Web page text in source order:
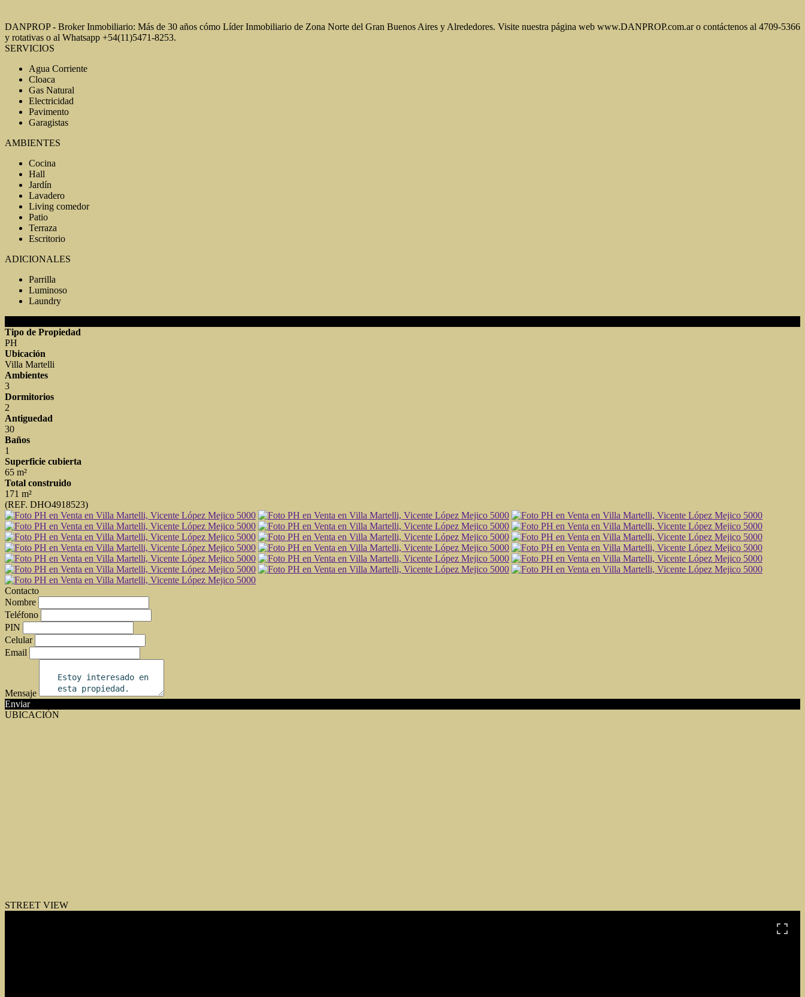
DANPROP - Broker Inmobiliario: Más de 30 años cómo Líder Inmobiliario de Zona Norte del Gran Buenos Aires y Alrededores. Visite nuestra página web www.DANPROP.com.ar o contáctenos al 4709-5366
y rotativas o al Whatsapp +54(11)5471-8253.
SERVICIOS
Agua Corriente
Cloaca
Gas Natural
Electricidad
Pavimento
Garagistas
AMBIENTES
Cocina
Hall
Jardín
Lavadero
Living comedor
Patio
Terraza
Escritorio
ADICIONALES
Parrilla
Luminoso
Laundry
Tipo de Propiedad
PH
Ubicación
Villa Martelli
Ambientes
3
Dormitorios
2
Antiguedad
30
Baños
1
Superficie cubierta
65 m²
Total construido
171 m²
(REF. DHO4918523)
Contacto
Nombre
Teléfono
PIN
Celular
Email
Mensaje
Enviar
UBICACIÓN
STREET VIEW